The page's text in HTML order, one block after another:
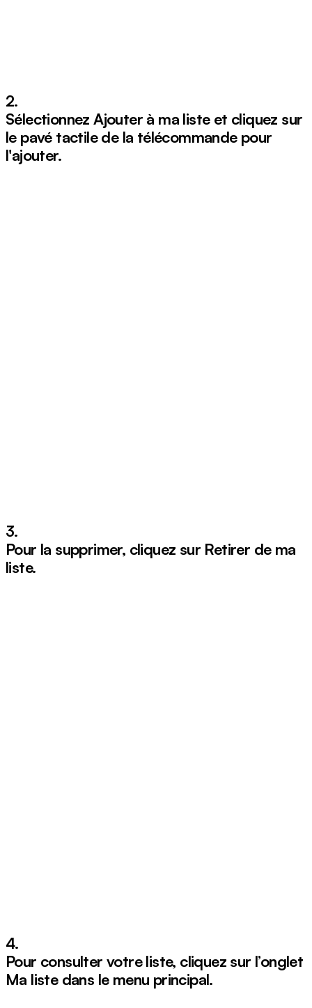
2.
SélectionnezAjouter à ma liste et cliquez sur
le pavé tactile de la télécommande pour
l'ajouter.
3.
Pour la supprimer, cliquez sur Retirer de ma
liste.
4.
Pour consulter votre liste, cliquez sur l’onglet
Ma listedans le menu principal.